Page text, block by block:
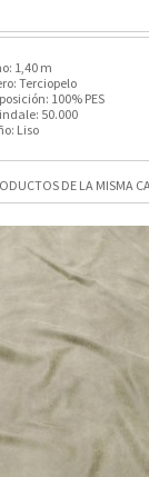
1,40 m
Terciopelo
100% PES
50.000
Liso
DE LA MISMA